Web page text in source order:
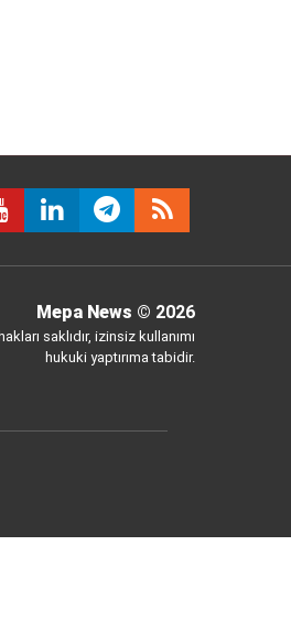
Mepa News © 2026
saklıdır, izinsiz kullanımı
hukuki yaptırıma tabidir.